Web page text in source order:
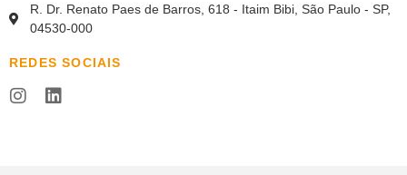
R. Dr. Renato Paes de Barros, 618 - Itaim Bibi, São Paulo - SP,
04530-000
REDES SOCIAIS